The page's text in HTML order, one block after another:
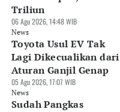
Triliun
06 Agu 2026, 14:48 WIB
News
Toyota Usul EV Tak
Lagi Dikecualikan dari
Aturan Ganjil Genap
05 Agu 2026, 17:07 WIB
News
Sudah Pangkas